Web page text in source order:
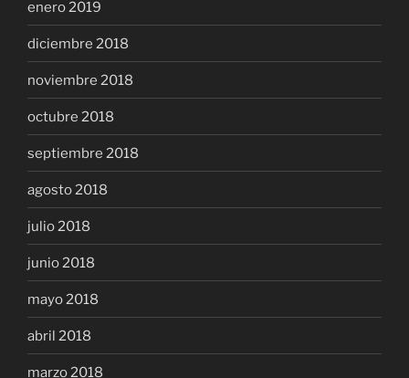
enero 2019
diciembre 2018
noviembre 2018
octubre 2018
septiembre 2018
agosto 2018
julio 2018
junio 2018
mayo 2018
abril 2018
marzo 2018